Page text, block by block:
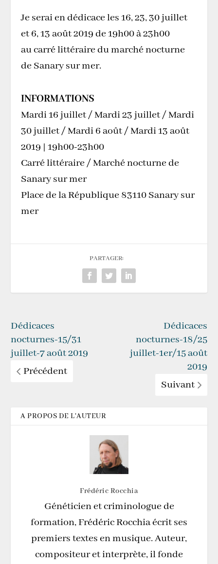
Je serai en dédicace les 16, 23, 30 juillet
et 6, 13 août 2019 de 19h00 à 23h00
au carré littéraire du marché nocturne
de Sanary sur mer.
INFORMATIONS
Mardi 16 juillet / Mardi 23 juillet / Mardi
30 juillet / Mardi 6 août / Mardi 13 août
2019 | 19h00-23h00
Carré littéraire / Marché nocturne de
Sanary sur mer
Place de la République 83110 Sanary sur
mer
PARTAGER:
Dédicaces
nocturnes-15/31
juillet-7 août 2019
Précédent
Dédicaces
nocturnes-18/25
juillet-1er/15 août
2019
Suivant
A PROPOS DE L'AUTEUR
Frédéric Rocchia
Généticien et criminologue de
formation, Frédéric Rocchia écrit ses
premiers textes en musique. Auteur,
compositeur et interprète, il fonde